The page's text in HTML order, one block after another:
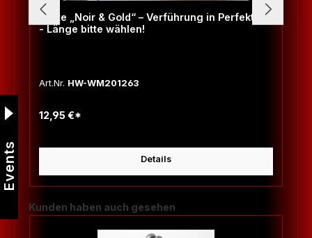
Gerte „Noir & Gold“ – Verführung in Perfektion
- Länge bitte wählen!
Art.Nr. HW-WM201263
12,95 €*
Details
Produktgalerie überspringen
Kunden haben auch gesehen
Events